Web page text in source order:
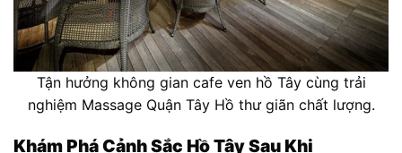
Tận hưởng không gian cafe ven hồ Tây cùng trải
nghiệm Massage Quận Tây Hồ thư giãn chất lượng.
Khám Phá Cảnh Sắc Hồ Tây Sau Khi